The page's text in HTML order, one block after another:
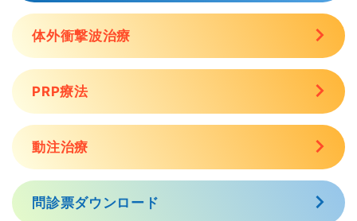
体外衝撃波治療
PRP療法
動注治療
問診票ダウンロード